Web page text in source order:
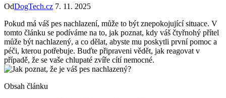
OdDogTech.cz 7. 11. 2025
Pokud má váš pes nachlazení, může to být znepokojující situace. V
tomto článku se podíváme na to, jak poznat, kdy váš čtyřnohý přítel
může být nachlazený, a co dělat, abyste mu poskytli první pomoc a
péči, kterou potřebuje. Buďte připraveni vědět, jak reagovat v
případě, že se vaše chlupaté zvíře cítí nemocné.
Obsah článku